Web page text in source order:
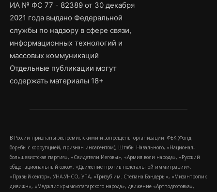
ИА № ФС 77 - 82389 от 30 декабря
2021 года выдано Федеральной
службы по надзору в сфере связи,
информационных технологий и
массовых коммуникаций
Отдельные публикации могут
содержать материалы 18+
В России признаны экстремистскими и запрещены организации: ФБК (Фонд
борьбы с коррупцией, признан иноагентом), Штабы Навального, «Национал-
большевистская партия», «Свидетели Иеговы», «Армия воли народа», «Русский
общенациональный союз», «Движение против нелегальной иммиграции»,
«Правый сектор», УНА-УНСО, УПА, «Тризуб им. Степана Бандеры», «Мизантропик
дивижн», «Меджлис крымскотатарского народа», движение «Артподготовка»,